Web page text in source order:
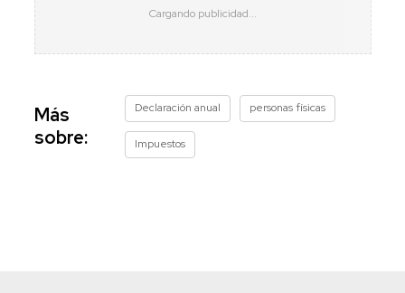
Más
sobre:
Declaración anual personas físicas
Impuestos